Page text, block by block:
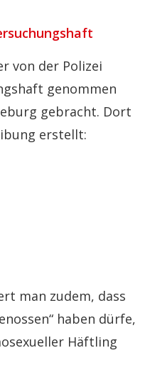
von der Polizei
genommen
gebracht. Dort
erstellt:
man zudem, dass
haben dürfe,
Häftling